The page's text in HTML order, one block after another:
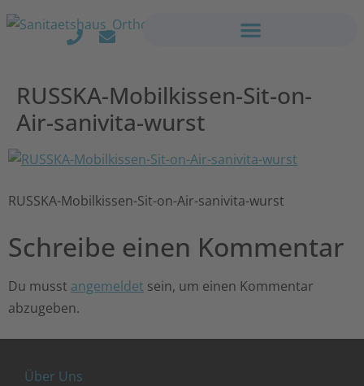
RUSSKA-Mobilkissen-Sit-on-
Air-sanivita-wurst
RUSSKA-Mobilkissen-Sit-on-Air-sanivita-wurst
Schreibe einen Kommentar
Du musst angemeldet sein, um einen Kommentar
abzugeben.
Über Uns